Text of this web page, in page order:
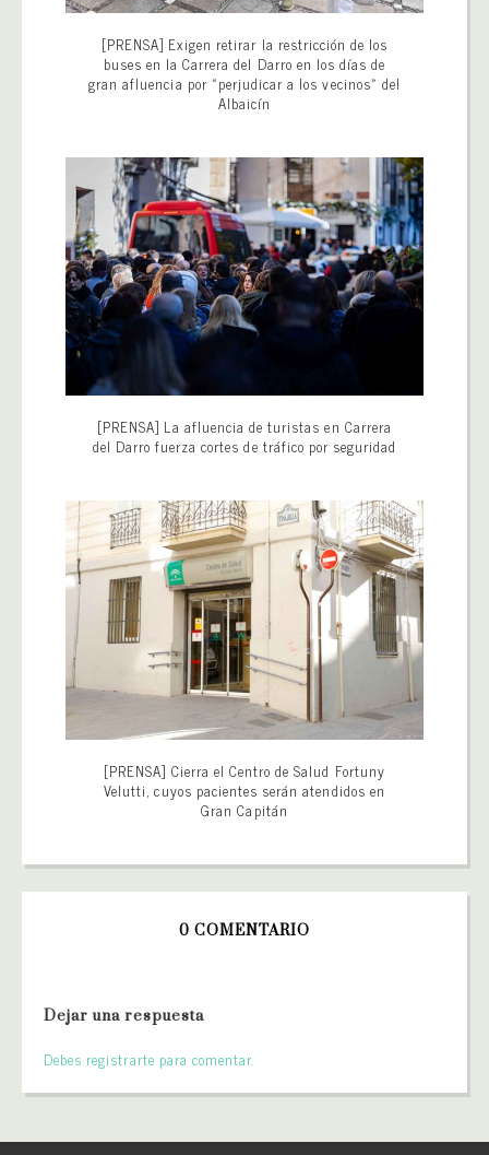
[PRENSA] Exigen retirar la restricción de los
buses en la Carrera del Darro en los días de
gran afluencia por «perjudicar a los vecinos» del
Albaicín
[PRENSA] La afluencia de turistas en Carrera
del Darro fuerza cortes de tráfico por seguridad
[PRENSA] Cierra el Centro de Salud Fortuny
Velutti, cuyos pacientes serán atendidos en
Gran Capitán
0 COMENTARIO
Dejar una respuesta
Debes registrarte para comentar.